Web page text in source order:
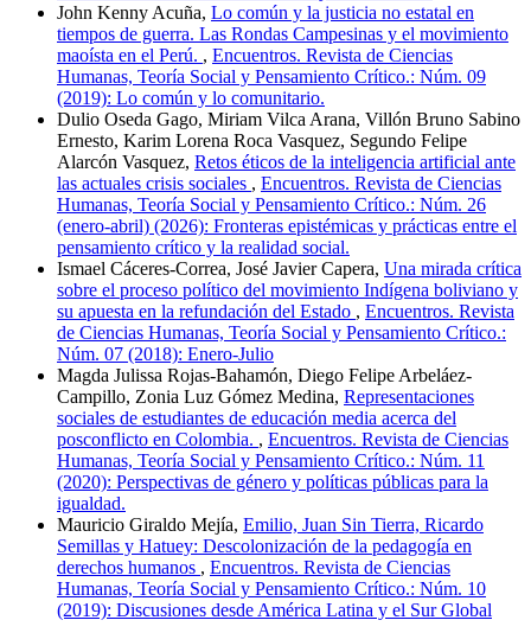
John Kenny Acuña, Lo común y la justicia no estatal en
tiempos de guerra. Las Rondas Campesinas y el movimiento
maoísta en el Perú. , Encuentros. Revista de Ciencias
Humanas, Teoría Social y Pensamiento Crítico.: Núm. 09
(2019): Lo común y lo comunitario.
Dulio Oseda Gago, Miriam Vilca Arana, Villón Bruno Sabino
Ernesto, Karim Lorena Roca Vasquez, Segundo Felipe
Alarcón Vasquez, Retos éticos de la inteligencia artificial ante
las actuales crisis sociales , Encuentros. Revista de Ciencias
Humanas, Teoría Social y Pensamiento Crítico.: Núm. 26
(enero-abril) (2026): Fronteras epistémicas y prácticas entre el
pensamiento crítico y la realidad social.
Ismael Cáceres-Correa, José Javier Capera, Una mirada crítica
sobre el proceso político del movimiento Indígena boliviano y
su apuesta en la refundación del Estado , Encuentros. Revista
de Ciencias Humanas, Teoría Social y Pensamiento Crítico.:
Núm. 07 (2018): Enero-Julio
Magda Julissa Rojas-Bahamón, Diego Felipe Arbeláez-
Campillo, Zonia Luz Gómez Medina, Representaciones
sociales de estudiantes de educación media acerca del
posconflicto en Colombia. , Encuentros. Revista de Ciencias
Humanas, Teoría Social y Pensamiento Crítico.: Núm. 11
(2020): Perspectivas de género y políticas públicas para la
igualdad.
Mauricio Giraldo Mejía, Emilio, Juan Sin Tierra, Ricardo
Semillas y Hatuey: Descolonización de la pedagogía en
derechos humanos , Encuentros. Revista de Ciencias
Humanas, Teoría Social y Pensamiento Crítico.: Núm. 10
(2019): Discusiones desde América Latina y el Sur Global